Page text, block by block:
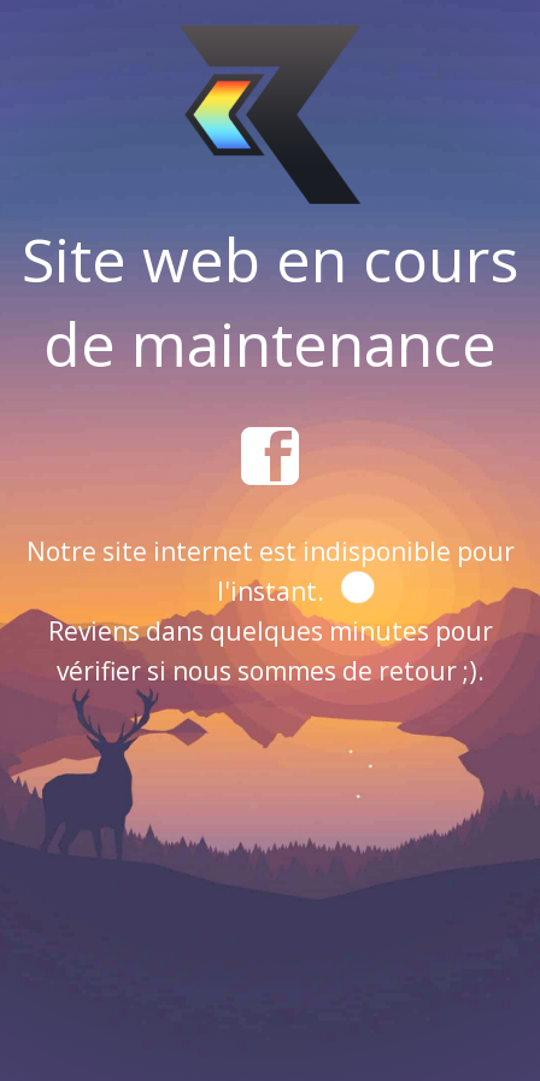
Site web en cours
de maintenance
Notre site internet est indisponible pour
l'instant.
Reviens dans quelques minutes pour
vérifier si nous sommes de retour ;).